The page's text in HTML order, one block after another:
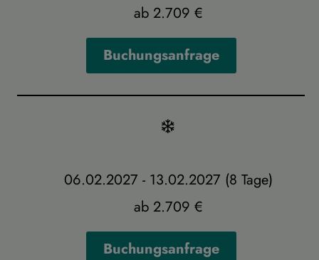
ab 2.709 €
Buchungsanfrage
06.02.2027 - 13.02.2027 (8 Tage)
ab 2.709 €
Buchungsanfrage